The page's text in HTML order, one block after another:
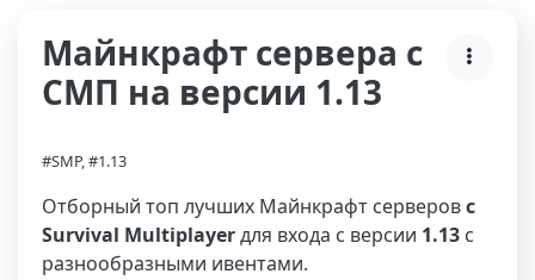
Майнкрафт сервера с
СМП на версии 1.13
#SMP, #1.13
Отборный топ лучших Майнкрафт серверовс
Survival Multiplayerдля входа с версии 1.13 с
разнообразными ивентами.